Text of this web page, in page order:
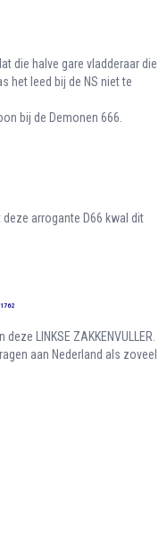
die halve gare vladderaar die
het leed bij de NS niet te
bij de Demonen 666.
arrogante D66 kwal dit
LINKSE ZAKKENVULLER.
aan Nederland als zoveel